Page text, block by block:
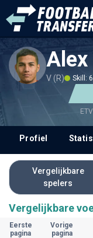
Alex
V (R) Skill:
ETV
Profiel
Vergelijkbare
spelers
Vergelijkbare
Eerste
pagina
Vorige
pagina